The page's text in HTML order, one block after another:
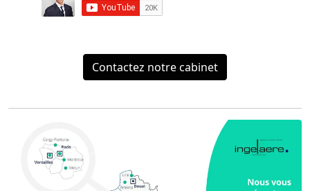
Contactez notre cabinet